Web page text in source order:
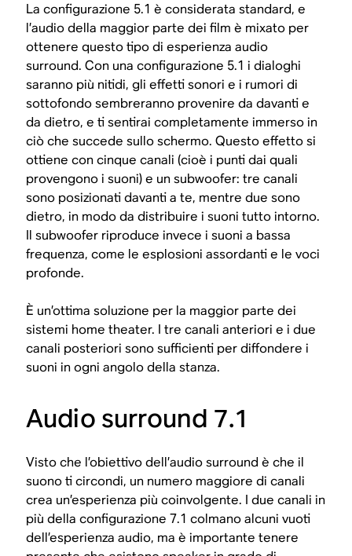
La configurazione 5.1 è considerata standard, e
l’audio della maggior parte dei film è mixato per
ottenere questo tipo di esperienza audio
surround. Con una configurazione 5.1 i dialoghi
saranno più nitidi, gli effetti sonori e i rumori di
sottofondo sembreranno provenire da davanti e
da dietro, e ti sentirai completamente immerso in
ciò che succede sullo schermo. Questo effetto si
ottiene con cinque canali (cioè i punti dai quali
provengono i suoni) e un subwoofer: tre canali
sono posizionati davanti a te, mentre due sono
dietro, in modo da distribuire i suoni tutto intorno.
Il subwoofer riproduce invece i suoni a bassa
frequenza, come le esplosioni assordanti e le voci
profonde.
È un’ottima soluzione per la maggior parte dei
sistemi home theater. I tre canali anteriori e i due
canali posteriori sono sufficienti per diffondere i
suoni in ogni angolo della stanza.
Audio surround 7.1
Visto che l’obiettivo dell’audio surround è che il
suono ti circondi, un numero maggiore di canali
crea un’esperienza più coinvolgente. I due canali in
più della configurazione 7.1 colmano alcuni vuoti
dell’esperienza audio, ma è importante tenere